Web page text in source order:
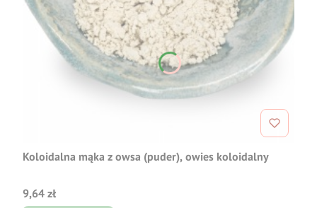
Koloidalna mąka z owsa (puder), owies koloidalny
Cena
9,64 zł